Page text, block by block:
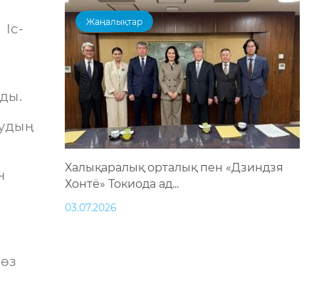
Жаңалықтар
Халықаралық орталық пен «Дзиндзя
Хонтё» Токиода ад...
03.07.2026